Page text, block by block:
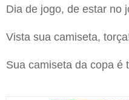
Dia de jogo, de estar no
Vista sua camiseta,
Sua camiseta da copa é